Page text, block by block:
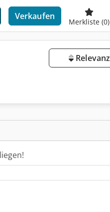
Verkaufen
Merkliste (0)
Relevanz